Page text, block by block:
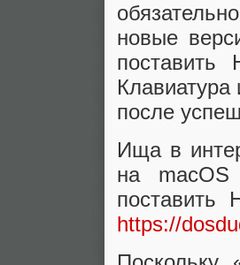
новые
после
Ища в
на macOS
поставить
https://